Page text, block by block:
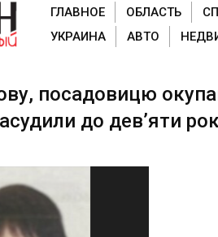
ГЛАВНОЕ ОБЛАСТЬ
УКРАИНА
АВТО
посадовицю
до девʼяти